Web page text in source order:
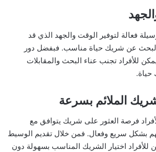
فعالة لتوفير الوقت والجهد الذي قد
البحث عن شريك حياة مناسب. فبفضل دور
للأفراد تجنب عناء البحث والمقابلات
حياة.
الملائم بسرعة
فرصة العثور على شريك يتوافق مع
بشكل سريع وفعال. فمن خلال تقديم الوسيط
للأفراد اختيار الشريك المناسب بسهولة دون